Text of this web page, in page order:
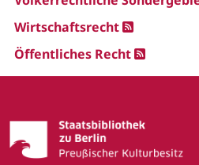
Wirtschaftsrecht
Öffentliches Recht